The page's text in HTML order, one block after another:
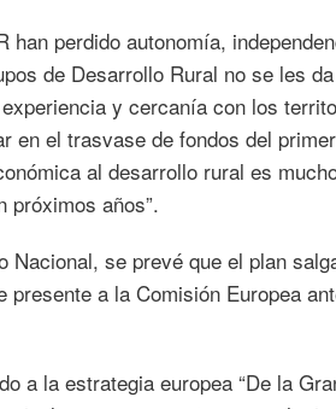
han perdido autonomía,
de Desarrollo Rural no se les
y cercanía con los
en el trasvase de fondos del
al desarrollo rural es
próximos años”.
se prevé que el plan
a la Comisión Europea
a la estrategia europea “De la